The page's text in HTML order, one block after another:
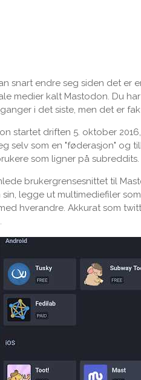
snart endre seg siden det er
medier kalt Mastodon. Du
i det siste, men det er
startet driften 5. oktober
selv som en "føderasjon" og
som ligner på subreddits.
brukergrensesnittet til
sin, legge ut multimediefiler
hverandre. Akkurat som